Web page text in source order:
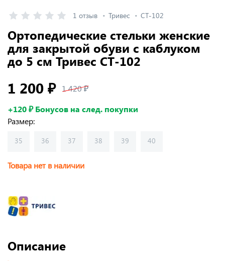
1 отзыв Тривес СТ-102
Ортопедические стельки женские
для закрытой обуви с каблуком
до 5 см Тривес СТ-102
1 200 ₽
1 420 ₽
+120 ₽ Бонусов на след. покупки
Размер:
35 36 37 38 39 40
Товара нет в наличии
Описание